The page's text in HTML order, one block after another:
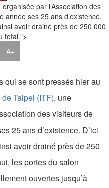
par l’Association des
année ses 25 ans d’existence.
avoir drainé près de 250 000
total.">
A+
qui se sont pressés hier au
Taipei (ITF), une
des visiteurs de
25 ans d’existence. D’ici
avoir drainé près de 250
les portes du salon
ouvertes jusqu’à